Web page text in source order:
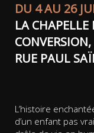
DU 4 AU 26
LA
CONVERSION,
RUE PAUL
L’histoire
d’un enfant pas